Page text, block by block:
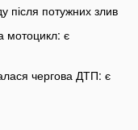
після потужних злив
мотоцикл: є
чергова ДТП: є